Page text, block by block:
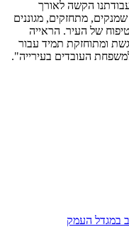
הקשה לאורך
מתחזקים, מגוננים
של העיר. הראייה
ומתוחזקת תמיד עבור
העובדים בעירייה".
במגדל העמק